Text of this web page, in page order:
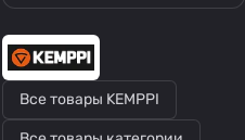
Все товары KEMPPI